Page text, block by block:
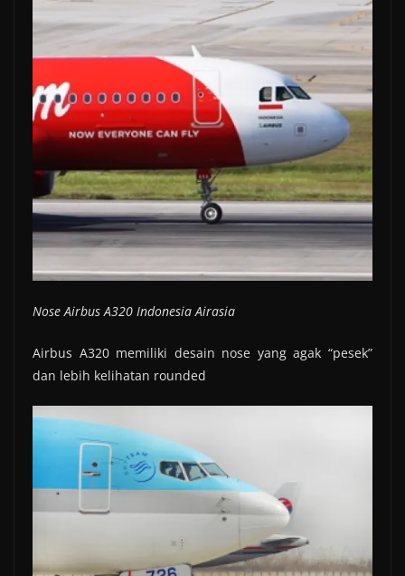
Nose Airbus A320 Indonesia Airasia
Airbus A320 memiliki desain nose yang agak “pesek”
dan lebih kelihatan rounded